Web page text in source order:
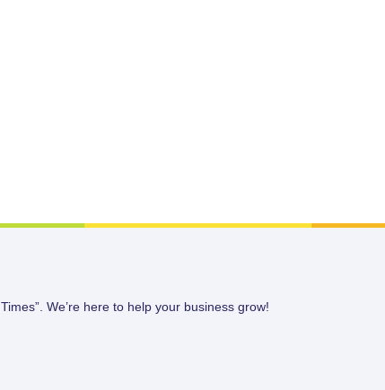
We’re here to help your business grow!